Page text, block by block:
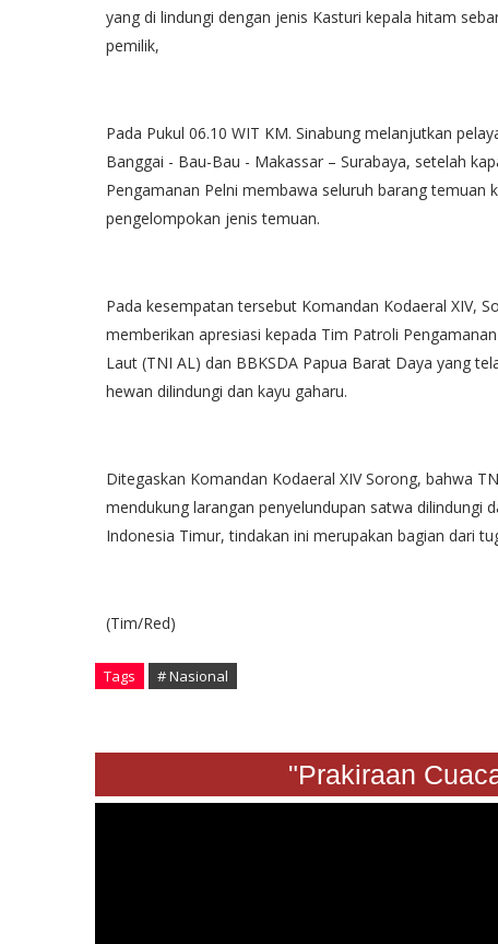
yang di lindungi dengan jenis Kasturi kepala hitam
pemilik,
Pada Pukul 06.10 WIT KM. Sinabung melanjutkan
Banggai - Bau-Bau - Makassar – Surabaya, setelah
Pengamanan Pelni membawa seluruh barang temuan
pengelompokan jenis temuan.
Pada kesempatan tersebut Komandan Kodaeral XIV,
memberikan apresiasi kepada Tim Patroli
Laut (TNI AL) dan BBKSDA Papua Barat Daya yang
hewan dilindungi dan kayu gaharu.
Ditegaskan Komandan Kodaeral XIV Sorong, bahwa
mendukung larangan penyelundupan satwa dilindungi
Indonesia Timur, tindakan ini merupakan bagian dari
(Tim/Red)
Tags # Nasional
"Prakiraan Cuaca